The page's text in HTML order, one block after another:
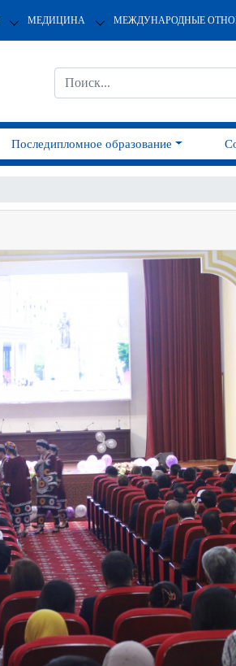
МЕДИЦИНА МЕЖДУНАРОДНЫЕ
Последипломное образование